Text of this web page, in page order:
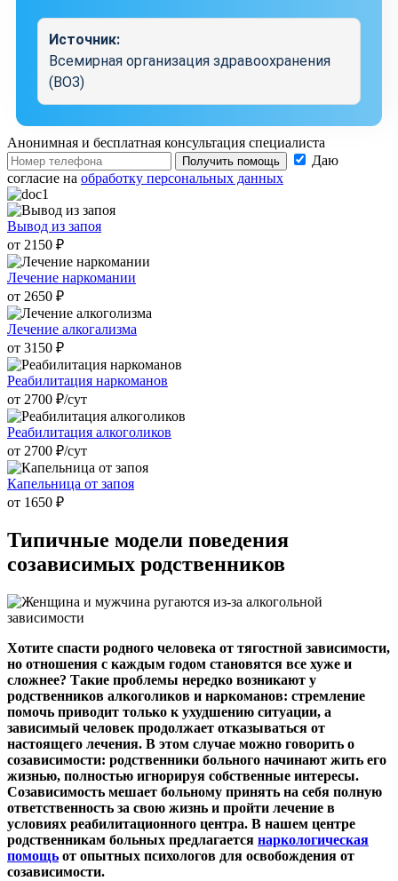
Источник:
Всемирная организация здравоохранения
(ВОЗ)
Анонимная и бесплатная консультация специалиста
Получить помощь
Даю
согласие на обработку персональных данных
Вывод из запоя
от 2150 ₽
Лечение наркомании
от 2650 ₽
Лечение алкогализма
от 3150 ₽
Реабилитация наркоманов
от 2700 ₽/cут
Реабилитация алкоголиков
от 2700 ₽/cут
Капельница от запоя
от 1650 ₽
Типичные модели поведения
созависимых родственников
Хотите спасти родного человека от тягостной зависимости,
но отношения с каждым годом становятся все хуже и
сложнее? Такие проблемы нередко возникают у
родственников алкоголиков и наркоманов: стремление
помочь приводит только к ухудшению ситуации, а
зависимый человек продолжает отказываться от
настоящего лечения. В этом случае можно говорить о
созависимости: родственники больного начинают жить его
жизнью, полностью игнорируя собственные интересы.
Созависимость мешает больному принять на себя полную
ответственность за свою жизнь и пройти лечение в
условиях реабилитационного центра. В нашем центре
родственникам больных предлагается наркологическая
помощь от опытных психологов для освобождения от
созависимости.